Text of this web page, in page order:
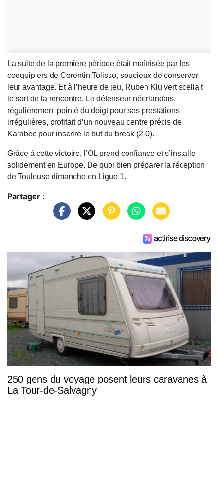
La suite de la première période était maîtrisée par les
coéquipiers de Corentin Tolisso, soucieux de conserver
leur avantage. Et à l’heure de jeu, Ruben Kluivert scellait
le sort de la rencontre. Le défenseur néerlandais,
régulièrement pointé du doigt pour ses prestations
irrégulières, profitait d’un nouveau centre précis de
Karabec pour inscrire le but du break (2-0).
Grâce à cette victoire, l’OL prend confiance et s’installe
solidement en Europe. De quoi bien préparer la réception
de Toulouse dimanche en Ligue 1.
Partager :
250 gens du voyage posent leurs caravanes à
La Tour-de-Salvagny